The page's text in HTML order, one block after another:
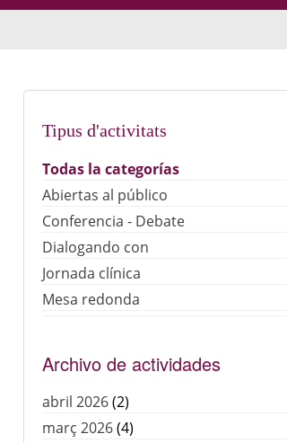
Tipus d'activitats
Todas la categorías
Abiertas al público
Conferencia - Debate
Dialogando con
Jornada clínica
Mesa redonda
Archivo de actividades
abril 2026(2)
març 2026(4)